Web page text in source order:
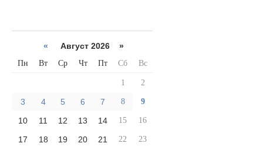
« Август 2026 »
Пн Вт Ср Чт Пт Сб Вс
1 2
3 4 5 6 7 8 9
10 11 12 13 14 15 16
17 18 19 20 21 22 23